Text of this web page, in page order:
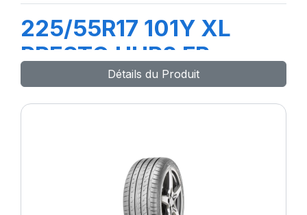
225/55R17 101Y XL
PRESTO UHP2 FP
Détails du Produit